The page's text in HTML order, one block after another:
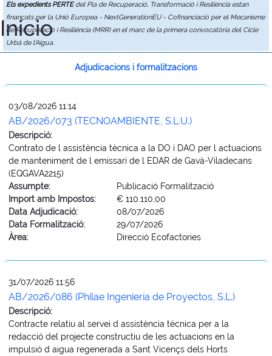
Els expedients PERTEdel Pla de Recuperació, Transformació i Resiliència estan
finançats per la Unió Europea - NextGenerationEU - Cofinanciació per el Mecanisme
de Recuperació i Resiliència (MRR) en el marc de la primera convocatòria del Cicle
Urbà de l'Aigua.
Inicio
Adjudicacions i formalitzacions
03/08/2026 11:14
AB/2026/073 (TECNOAMBIENTE, S.L.U.)
Descripció:
Contrato de l assistència tècnica a la DO i DAO per l actuacions
de manteniment de l emissari de l EDAR de Gavà-Viladecans
(EQGAVA2215)
Assumpte:
Publicació Formalització
Import amb Impostos:
€ 110.110,00
Data Adjudicació:
08/07/2026
Data Formalització:
29/07/2026
Àrea:
Direcció Ecofactories
31/07/2026 11:56
AB/2026/086 (Philae Ingeniería de Proyectos, S.L.)
Descripció:
Contracte relatiu al servei d assistència tècnica per a la
redacció del projecte constructiu de les actuacions en la
impulsió d aigua regenerada a Sant Vicençs dels Horts